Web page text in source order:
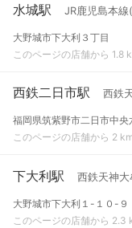
水城駅 JR鹿児島本
大野城市下大利３丁目
このページの店舗から 1.8
西鉄二日市駅 西鉄
福岡県筑紫野市二日市中央
このページの店舗から 2
下大利駅 西鉄天神大
大野城市下大利１-１０-９
このページの店舗から 2.3